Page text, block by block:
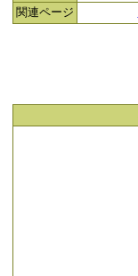
関連ページ